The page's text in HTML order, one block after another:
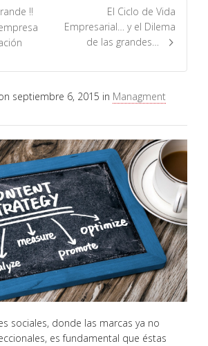
!!
El Ciclo de Vida
Empresarial… y el Dilema
de las grandes…
septiembre 6, 2015 in Managment
sociales, donde las marcas ya no
es fundamental que éstas